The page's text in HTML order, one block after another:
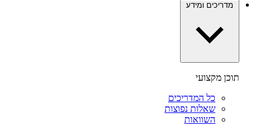
מדריכים ומידע
תוכן מקצועי
כל המדריכים
שאלות נפוצות
השוואות